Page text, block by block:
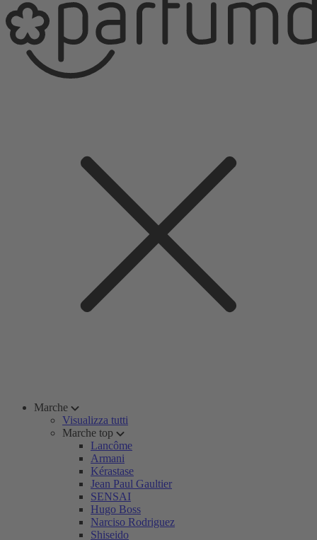
Marche
Visualizza tutti
Marche top
Lancôme
Armani
Kérastase
Jean Paul Gaultier
SENSAI
Hugo Boss
Narciso Rodriguez
Shiseido